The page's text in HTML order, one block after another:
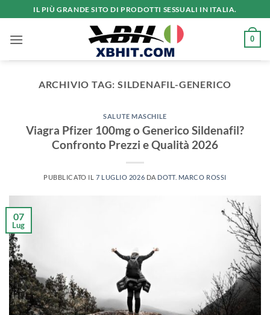
ai
contenuti
IL PIÙ GRANDE SITO DI PRODOTTI SESSUALI IN ITALIA.
0
ARCHIVIO TAG: SILDENAFIL-GENERICO
SALUTE MASCHILE
Viagra Pfizer 100mg o Generico Sildenafil?
Confronto Prezzi e Qualità 2026
PUBBLICATO IL 7 LUGLIO 2026 DA DOTT. MARCO ROSSI
07
Lug